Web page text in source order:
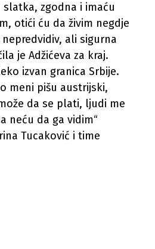
zgodna i imaću
otići ću da živim negdje
ali sigurna
je Adžićeva za kraj.
izvan granica Srbije.
meni pišu austrijski,
da se plati, ljudi me
neću da ga vidim“
Tucaković i time